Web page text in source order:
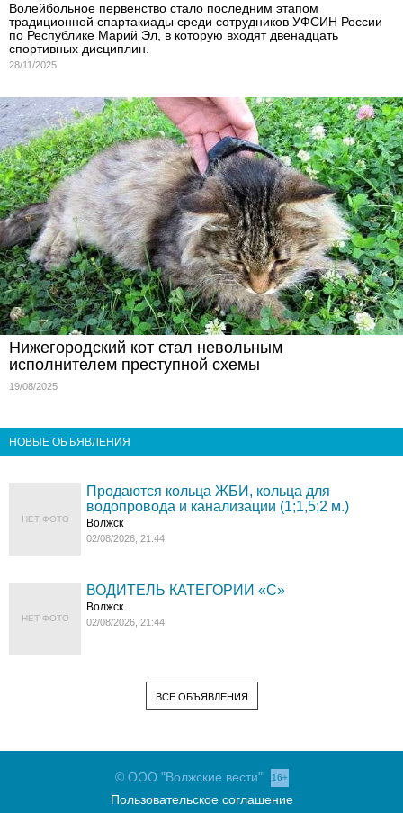
Волейбольное первенство стало последним этапом
традиционной спартакиады среди сотрудников УФСИН России
по Республике Марий Эл, в которую входят двенадцать
спортивных дисциплин.
28/11/2025
Нижегородский кот стал невольным
исполнителем преступной схемы
19/08/2025
НОВЫЕ ОБЪЯВЛЕНИЯ
НЕТ ФОТО
Продаются кольца ЖБИ, кольца для
водопровода и канализации (1;1,5;2 м.)
Волжск
02/08/2026, 21:44
НЕТ ФОТО
ВОДИТЕЛЬ КАТЕГОРИИ «C»
Волжск
02/08/2026, 21:44
ВСЕ ОБЪЯВЛЕНИЯ
© ООО "Волжские вести" 16+
Пользовательское соглашение